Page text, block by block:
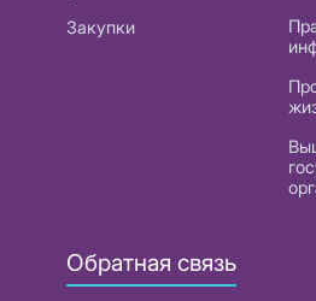
Закупки
Обратная связь